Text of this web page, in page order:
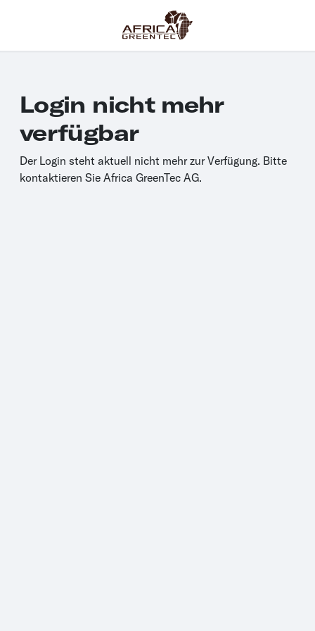
Login nicht mehr
verfügbar
Der Login steht aktuell nicht mehr zur Verfügung. Bitte
kontaktieren Sie Africa GreenTec AG.